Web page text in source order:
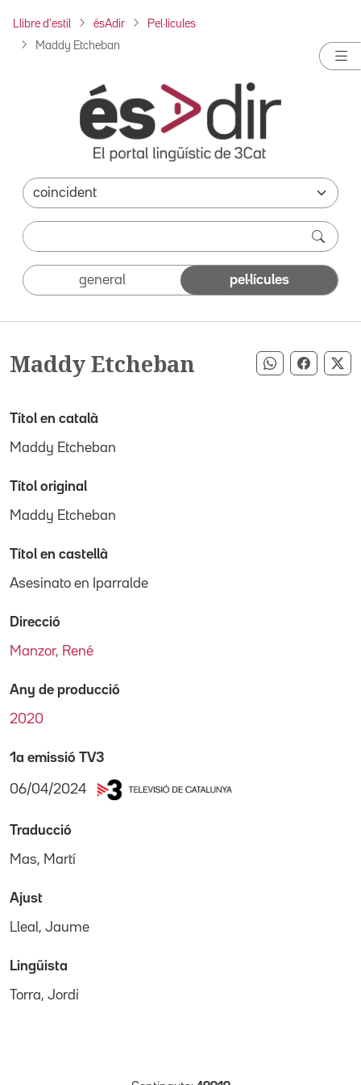
Llibre d'estil ésAdir Pel·lícules
Maddy Etcheban
general pel·lícules
Maddy Etcheban Compartir
Títol en català
Maddy Etcheban
Títol original
Maddy Etcheban
Títol en castellà
Asesinato en Iparralde
Direcció
Manzor, René
Any de producció
2020
1a emissió TV3
06/04/2024
Traducció
Mas, Martí
Ajust
Lleal, Jaume
Lingüista
Torra, Jordi